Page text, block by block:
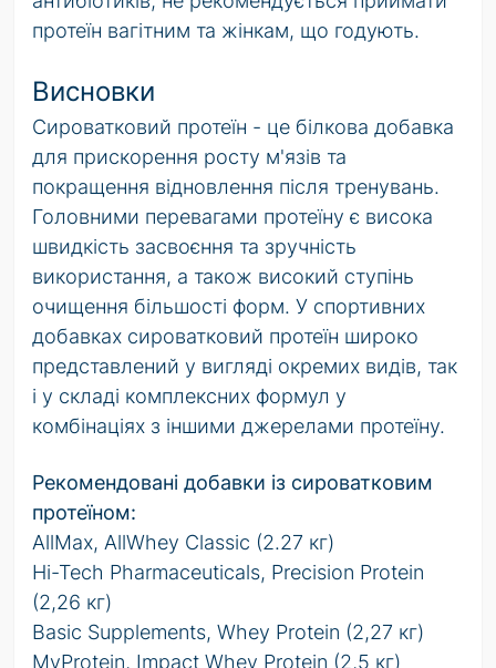
протеїн вагітним та жінкам, що годують.
Висновки
Сироватковий протеїн - це білкова добавка
для прискорення росту м'язів та
покращення відновлення після тренувань.
Головними перевагами протеїну є висока
швидкість засвоєння та зручність
використання, а також високий ступінь
очищення більшості форм. У спортивних
добавках сироватковий протеїн широко
представлений у вигляді окремих видів, так
і у складі комплексних формул у
комбінаціях з іншими джерелами протеїну.
Рекомендовані добавки із сироватковим
протеїном:
AllMax, AllWhey Classic (2.27 кг)
Hi-Tech Pharmaceuticals, Precision Protein
(2,26 кг)
Basic Supplements, Whey Protein (2,27 кг)
MyProtein, Impact Whey Protein (2,5 кг)